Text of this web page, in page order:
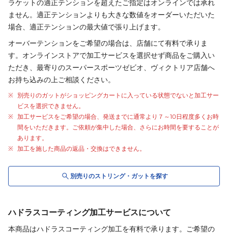
ラケットの適正テンションを超えたご指定はオンラインでは承れ
ません。適正テンションよりも大きな数値をオーダーいただいた
場合、適正テンションの最大値で張り上げます。
オーバーテンションをご希望の場合は、店舗にて有料で承りま
す。オンラインストアで加工サービスを選択せず商品をご購入い
ただき、最寄りのスーパースポーツゼビオ、ヴィクトリア店舗へ
お持ち込みの上ご相談ください。
別売りのガット がショッピングカートに入っている状態でないと加工サー
ビスを選択できません。
加工サービスをご希望の場合、発送までに通常より ７～10日程度多くお時
間をいただきます。ご依頼が集中した場合、さらにお時間を要することが
あります。
加工を施した商品の返品・交換はできません。
別売りのストリング・ ガット を探す
ハドラスコーティング加工サービスについて
本商品はハドラスコーティング加工を有料で承ります。ご希望の